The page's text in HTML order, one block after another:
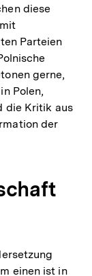
diese
Parteien
gerne,
Polen,
die Kritik aus
der
einen ist in